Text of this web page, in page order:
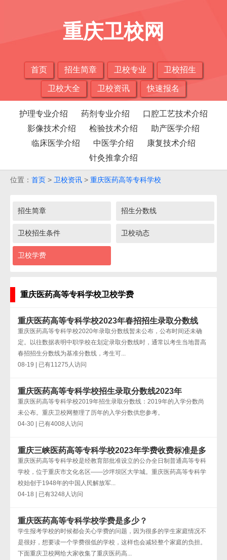
重庆卫校网
首页 招生简章 卫校专业 卫校招生
卫校大全 卫校资讯 快速报名
护理专业介绍 药剂专业介绍
口腔工艺技术介绍
影像技术介绍
检验技术介绍
助产医学介绍
临床医学介绍
中医学介绍
康复技术介绍
针灸推拿介绍
位置： 首页 > 卫校资讯 > 重庆医药高等专科学校
招生简章 招生分数线
卫校招生条件 卫校动态
卫校学费
重庆医药高等专科学校卫校学费
重庆医药高等专科学校2023年春招招生录取分数线
重庆医药高等专科学校2020年录取分数线暂未公布，公布时间还未确
定。以往数据表明中职学校在划定录取分数线时，通常以考生当地普高
春招招生分数线为基准分数线，考生可...
08-19 | 已有11275人访问
重庆医药高等专科学校招生录取分数线2023年
重庆医药高等专科学校2019年招生录取分数线：2019年的入学分数尚
未公布。重庆卫校网整理了历年的入学分数供您参考。
04-30 | 已有4008人访问
重庆三峡医药高等专科学校2023年学费收费标准是多
少
重庆医药高等专科学校是经教育部批准设立的公办全日制普通高等专科
学校，位于重庆市文化名区——沙坪坝区大学城。重庆医药高等专科学
校​始创于1948年的中国人民解放军...
04-18 | 已有3248人访问
重庆医药高等专科学校学费是多少？
学生报考学校的时候都会关心学费的问题，因为很多的学生家庭情况不
是很好，想要读一个学费很低的学校，这样也会减轻整个家庭的负担。
下面重庆卫校网给大家收集了重庆医药高...